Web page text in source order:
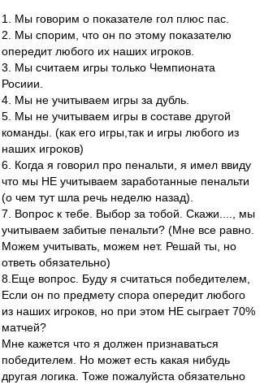
1. Мы говорим о показателе гол плюс пас.
2. Мы спорим, что он по этому показателю
опередит любого их наших игроков.
3. Мы считаем игры только Чемпионата
Росиии.
4. Мы не учитываем игры за дубль.
5. Мы не учитываем игры в составе другой
команды. (как его игры,так и игры любого из
наших игроков)
6. Когда я говорил про пенальти, я имел ввиду
что мы НЕ учитываем заработанные пенальти
(о чем тут шла речь неделю назад).
7. Вопрос к тебе. Выбор за тобой. Скажи...., мы
учитываем забитые пенальти? (Мне все равно.
Можем учитывать, можем нет. Решай ты, но
ответь обязательно)
8.Еще вопрос. Буду я считаться победителем,
Если он по предмету спора опередит любого
из наших игроков, но при этом НЕ сыграет 70%
матчей?
Мне кажется что я должен признаваться
победителем. Но может есть какая нибудь
другая логика. Тоже пожалуйста обязательно